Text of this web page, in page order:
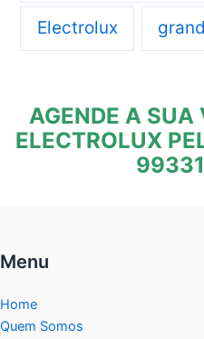
Electrolux
AGENDE A
ELECTROLUX
Menu
Home
Quem Somos